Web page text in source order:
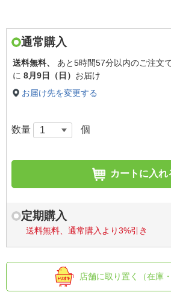
通常購入
送料無料、 あと5時間57分以内のご注文
に 8月9日（日） お届け
お届け先を変更する
数量 個
カートに入れ
定期購入
送料無料、通常購入より3%引き
店舗に取り置く（在庫